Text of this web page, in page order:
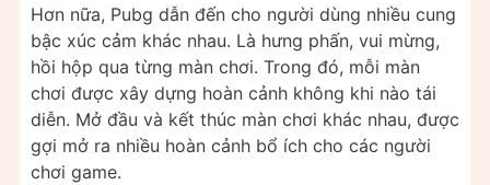
Hơn nữa, Pubg dẫn đến cho người dùng nhiều cung
bậc xúc cảm khác nhau. Là hưng phấn, vui mừng,
hồi hộp qua từng màn chơi. Trong đó, mỗi màn
chơi được xây dựng hoàn cảnh không khi nào tái
diễn. Mở đầu và kết thúc màn chơi khác nhau, được
gợi mở ra nhiều hoàn cảnh bổ ích cho các người
chơi game.